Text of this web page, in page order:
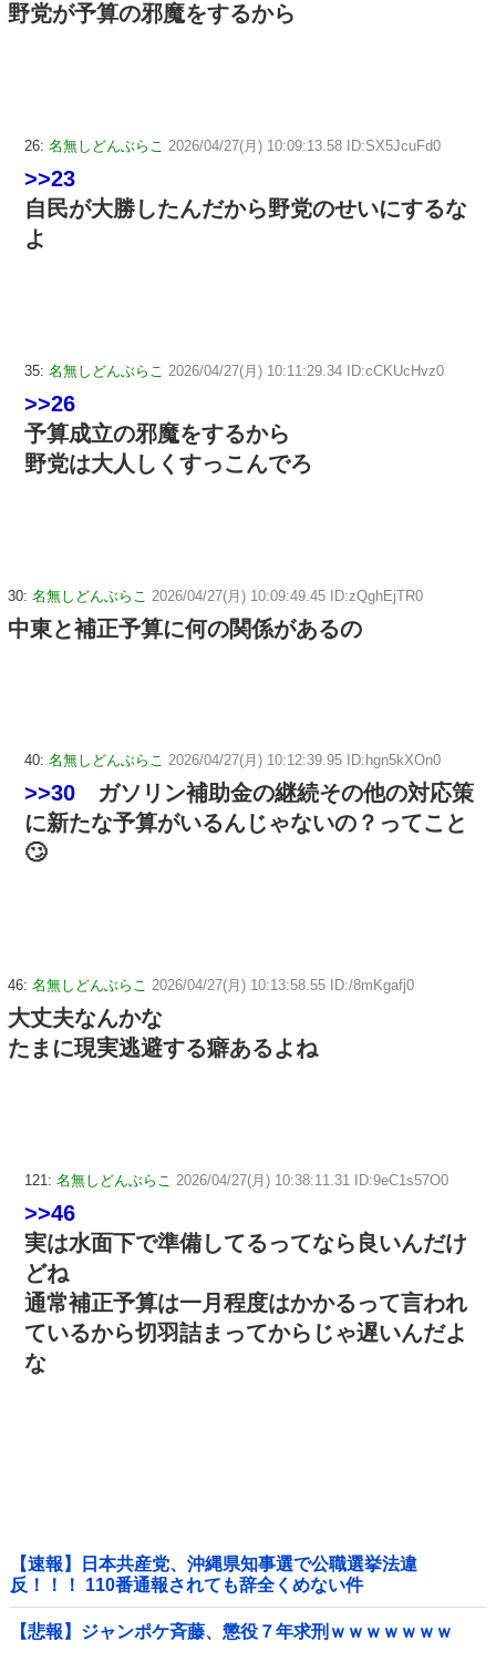
野党が予算の邪魔をするから
26: 名無しどんぶらこ 2026/04/27(月) 10:09:13.58 ID:SX5JcuFd0
>>23
自民が大勝したんだから野党のせいにするな
よ
35: 名無しどんぶらこ 2026/04/27(月) 10:11:29.34 ID:cCKUcHvz0
>>26
予算成立の邪魔をするから
野党は大人しくすっこんでろ
30: 名無しどんぶらこ 2026/04/27(月) 10:09:49.45 ID:zQghEjTR0
中東と補正予算に何の関係があるの
40: 名無しどんぶらこ 2026/04/27(月) 10:12:39.95 ID:hgn5kXOn0
>>30 ガソリン補助金の継続その他の対応策
に新たな予算がいるんじゃないの？ってこと
🙄
46: 名無しどんぶらこ 2026/04/27(月) 10:13:58.55 ID:/8mKgafj0
大丈夫なんかな
たまに現実逃避する癖あるよね
121: 名無しどんぶらこ 2026/04/27(月) 10:38:11.31 ID:9eC1s57O0
>>46
実は水面下で準備してるってなら良いんだけ
どね
通常補正予算は一月程度はかかるって言われ
ているから切羽詰まってからじゃ遅いんだよ
な
【速報】日本共産党、沖縄県知事選で公職選挙法違
反！！！ 110番通報されても辞全くめない件
【悲報】ジャンポケ斉藤、懲役７年求刑ｗｗｗｗｗｗｗ